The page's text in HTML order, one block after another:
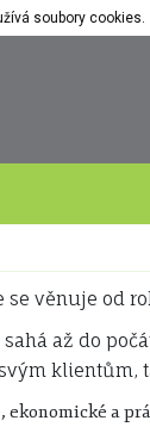
se věnuje od
až do
ekonomické a
soubory cookies.